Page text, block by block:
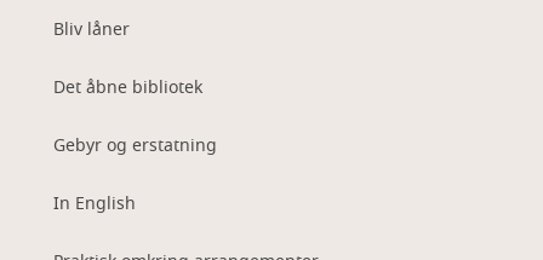
Bliv låner
Det åbne bibliotek
Gebyr og erstatning
In English